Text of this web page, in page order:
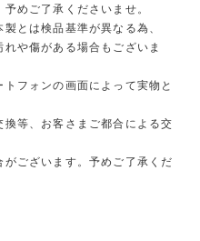
めご了承くださいませ。
とは検品基準が異なる為、
や傷がある場合もございま
フォンの画面によって実物と
換等、お客さまご都合による交
がございます。予めご了承くだ